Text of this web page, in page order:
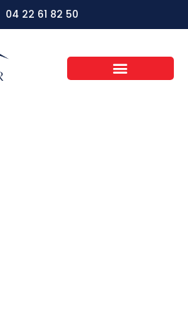
04 22 61 82 50